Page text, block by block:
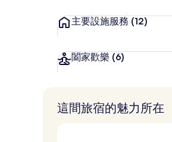
主要設施服務 (12)
闔家歡樂 (6)
這間旅宿的魅力所在